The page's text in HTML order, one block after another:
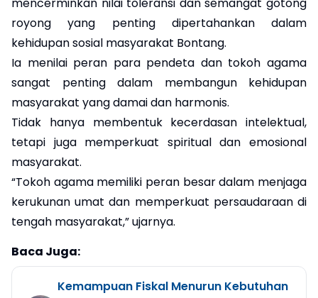
royong yang penting dipertahankan dalam
kehidupan sosial masyarakat Bontang.
Ia menilai peran para pendeta dan tokoh agama
sangat penting dalam membangun kehidupan
masyarakat yang damai dan harmonis.
Tidak hanya membentuk kecerdasan intelektual,
tetapi juga memperkuat spiritual dan emosional
masyarakat.
“Tokoh agama memiliki peran besar dalam menjaga
kerukunan umat dan memperkuat persaudaraan di
tengah masyarakat,” ujarnya.
Baca Juga:
Kemampuan Fiskal Menurun Kebutuhan